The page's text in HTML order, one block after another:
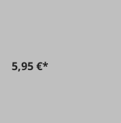
5,95 €*